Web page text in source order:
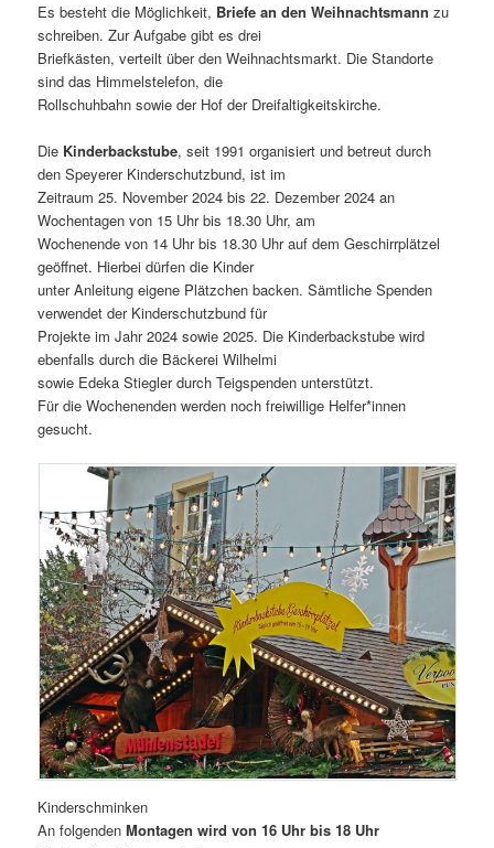
Es besteht die Möglichkeit, Briefe an den Weihnachtsmann zu
schreiben. Zur Aufgabe gibt es drei
Briefkästen, verteilt über den Weihnachtsmarkt. Die Standorte
sind das Himmelstelefon, die
Rollschuhbahn sowie der Hof der Dreifaltigkeitskirche.
Die Kinderbackstube, seit 1991 organisiert und betreut durch
den Speyerer Kinderschutzbund, ist im
Zeitraum 25. November 2024 bis 22. Dezember 2024 an
Wochentagen von 15 Uhr bis 18.30 Uhr, am
Wochenende von 14 Uhr bis 18.30 Uhr auf dem Geschirrplätzel
geöffnet. Hierbei dürfen die Kinder
unter Anleitung eigene Plätzchen backen. Sämtliche Spenden
verwendet der Kinderschutzbund für
Projekte im Jahr 2024 sowie 2025. Die Kinderbackstube wird
ebenfalls durch die Bäckerei Wilhelmi
sowie Edeka Stiegler durch Teigspenden unterstützt.
Für die Wochenenden werden noch freiwillige Helfer*innen
gesucht.
Kinderschminken
An folgendenMontagen wird von 16 Uhr bis 18 Uhr